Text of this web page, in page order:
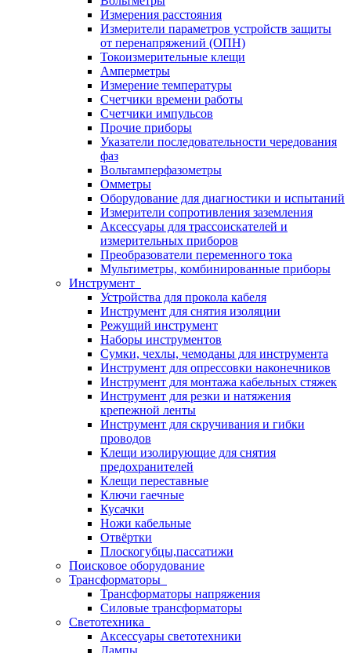
Измерения расстояния
Измерители параметров устройств защиты
от перенапряжений (ОПН)
Токоизмерительные клещи
Амперметры
Измерение температуры
Счетчики времени работы
Счетчики импульсов
Прочие приборы
Указатели последовательности чередования
фаз
Вольтамперфазометры
Омметры
Оборудование для диагностики и испытаний
Измерители сопротивления заземления
Аксессуары для трассоискателей и
измерительных приборов
Преобразователи переменного тока
Мультиметры, комбинированные приборы
Инструмент
Устройства для прокола кабеля
Инструмент для снятия изоляции
Режущий инструмент
Наборы инструментов
Сумки, чехлы, чемоданы для инструмента
Инструмент для опрессовки наконечников
Инструмент для монтажа кабельных стяжек
Инструмент для резки и натяжения
крепежной ленты
Инструмент для скручивания и гибки
проводов
Клещи изолирующие для снятия
предохранителей
Клещи переставные
Ключи гаечные
Кусачки
Ножи кабельные
Отвёртки
Плоскогубцы,пассатижи
Поисковое оборудование
Трансформаторы
Трансформаторы напряжения
Силовые трансформаторы
Светотехника
Аксессуары светотехники
Лампы